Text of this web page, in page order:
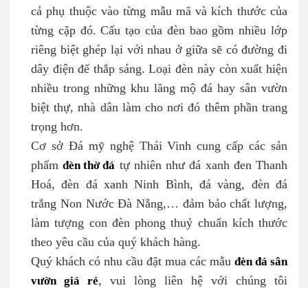
cả phụ thuộc vào từng mẫu mã và kích thước của
từng cặp đó. Cấu tạo của đèn bao gồm nhiều lớp
riêng biệt ghép lại với nhau ở giữa sẽ có đường đi
dây điện để thắp sáng. Loại đèn này còn xuất hiện
nhiều trong những khu lăng mộ đá hay sân vườn
biệt thự, nhà dân làm cho nơi đó thêm phần trang
trọng hơn.
Cơ sở Đá mỹ nghệ Thái Vinh cung cấp các sản
phẩmđèn thờ đá tự nhiên như đá xanh đen Thanh
Hoá, đèn đá xanh Ninh Bình, đá vàng, đèn đá
trắng Non Nước Đà Nẵng,… đảm bảo chất lượng,
làm tượng con đèn phong thuỷ chuẩn kích thước
theo yêu cầu của quý khách hàng.
Quý khách có nhu cầu đặt mua các mẫu đèn đá sân
vườn giá rẻ, vui lòng liên hệ với chúng tôi